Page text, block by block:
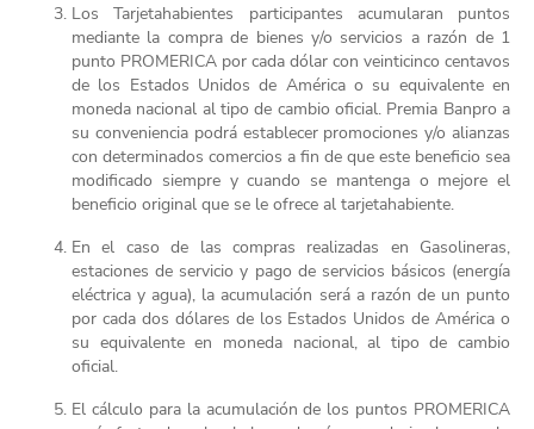
Los Tarjetahabientes participantes acumularan puntos
mediante la compra de bienes y/o servicios a razón de 1
punto PROMERICA por cada dólar con veinticinco centavos
de los Estados Unidos de América o su equivalente en
moneda nacional al tipo de cambio oficial. Premia Banpro a
su conveniencia podrá establecer promociones y/o alianzas
con determinados comercios a fin de que este beneficio sea
modificado siempre y cuando se mantenga o mejore el
beneficio original que se le ofrece al tarjetahabiente.
En el caso de las compras realizadas en Gasolineras,
estaciones de servicio y pago de servicios básicos (energía
eléctrica y agua), la acumulación será a razón de un punto
por cada dos dólares de los Estados Unidos de América o
su equivalente en moneda nacional, al tipo de cambio
oficial.
El cálculo para la acumulación de los puntos PROMERICA